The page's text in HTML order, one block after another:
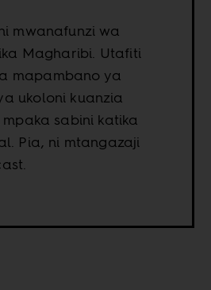
mwanafunzi wa
Magharibi. Utafiti
mapambano ya
ukoloni kuanzia
sabini katika
Pia, ni mtangazaji